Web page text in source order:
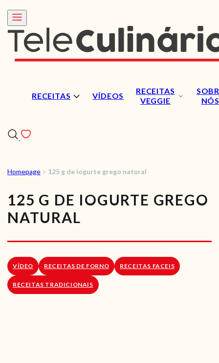
RECEITAS VÍDEOS
RECEITAS
VEGGIE
NÓS
RECEITAS
VÍDEOS
LOJA ONLINE
Homepage > 125 g de iogurte grego natural
125 G DE IOGURTE GREGO
NATURAL
VÍDEO RECEITAS DE FORNO RECEITAS FACEIS
RECEITAS TRADICIONAIS